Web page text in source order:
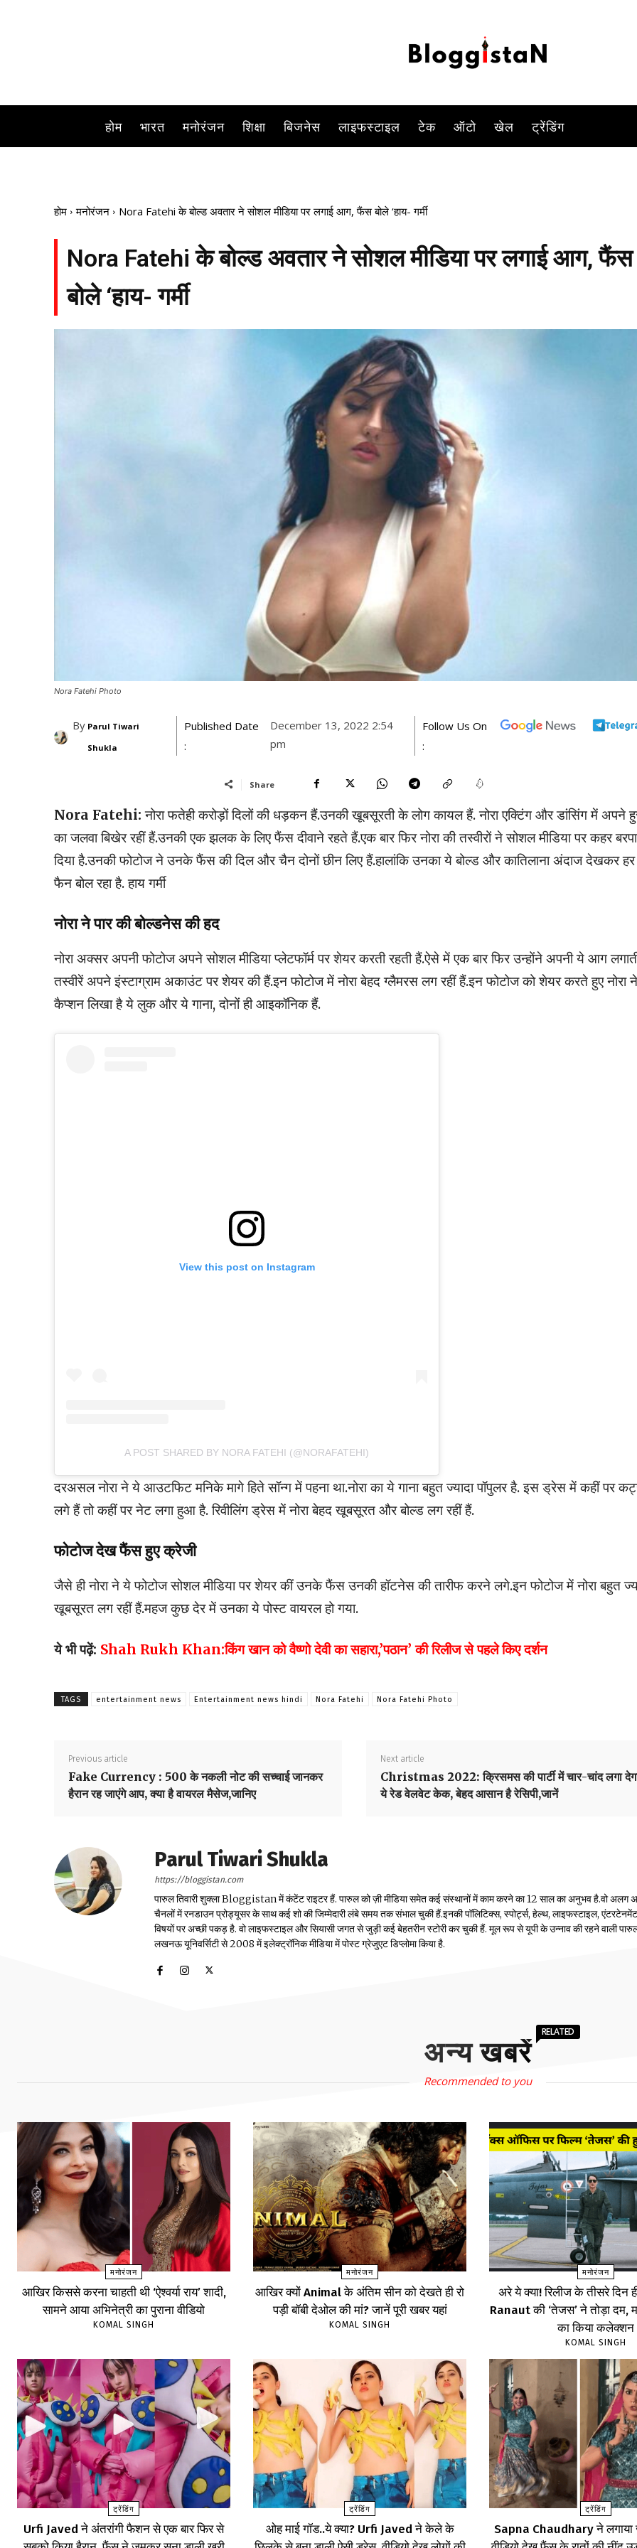
होम भारत मनोरंजन शिक्षा बिजनेस लाइफस्टाइल टेक ऑटो खेल ट्रेंडिंग
होम मनोरंजन Nora Fatehi के बोल्ड अवतार ने सोशल मीडिया पर लगाई आग, फैंस बोले ‘हाय- गर्मी
Nora Fatehi के बोल्ड अवतार ने सोशल मीडिया पर लगाई आग, फैंस
बोले ‘हाय- गर्मी
Nora Fatehi Photo
By Parul Tiwari
Shukla
Published Date
:
December 13, 2022 2:54
pm
Follow Us On
:
Share
Nora Fatehi: नोरा फतेही करोड़ों दिलों की धड़कन हैं.उनकी खूबसूरती के लोग कायल हैं. नोरा एक्टिंग और डांसिंग में अपने
का जलवा बिखेर रहीं हैं.उनकी एक झलक के लिए फैंस दीवाने रहते हैं.एक बार फिर नोरा की तस्वीरों ने सोशल मीडिया पर कहर बरपा
दिया है.उनकी फोटोज ने उनके फैंस की दिल और चैन दोनों छीन लिए हैं.हालांकि उनका ये बोल्ड और कातिलाना अंदाज देखकर हर
फैन बोल रहा है. हाय गर्मी
नोरा ने पार की बोल्डनेस की हद
नोरा अक्सर अपनी फोटोज अपने सोशल मीडिया प्लेटफॉर्म पर शेयर करती रहती हैं.ऐसे में एक बार फिर उन्होंने अपनी ये आग
तस्वीरें अपने इंस्टाग्राम अकाउंट पर शेयर की हैं.इन फोटोज में नोरा बेहद ग्लैमरस लग रहीं हैं.इन फोटोज को शेयर करते हुए नोरा ने
कैप्शन लिखा है ये लुक और ये गाना, दोनों ही आइकॉनिक हैं.
View this post on Instagram
A POST SHARED BY NORA FATEHI (@NORAFATEHI)
दरअसल नोरा ने ये आउटफिट मनिके मागे हिते सॉन्ग में पहना था.नोरा का ये गाना बहुत ज्यादा पॉपुलर है. इस ड्रेस में कहीं पर
लगे हैं तो कहीं पर नेट लगा हुआ है. रिवीलिंग ड्रेस में नोरा बेहद खूबसूरत और बोल्ड लग रहीं हैं.
फोटोज देख फैंस हुए क्रेजी
जैसे ही नोरा ने ये फोटोज सोशल मीडिया पर शेयर कीं उनके फैंस उनकी हॉटनेस की तारीफ करने लगे.इन फोटोज में नोरा बहुत
खूबसूरत लग रहीं हैं.महज कुछ देर में उनका ये पोस्ट वायरल हो गया.
ये भी पढ़ें: Shah Rukh Khan:किंग खान को वैष्णो देवी का सहारा,’पठान’ की रिलीज से पहले किए दर्शन
TAGS entertainment news Entertainment news hindi Nora Fatehi Nora Fatehi Photo
Previous article
Fake Currency : 500 के नकली नोट की सच्चाई जानकर
हैरान रह जाएंगे आप, क्या है वायरल मैसेज,जानिए
Next article
Christmas 2022: क्रिसमस की पार्टी में चार-चांद लगा
ये रेड वेलवेट केक, बेहद आसान है रेसिपी,जानें
Parul Tiwari Shukla
https://bloggistan.com
पारुल तिवारी शुक्ला Bloggistan में कंटेंट राइटर हैं. पारुल को ज़ी मीडिया समेत कई संस्थानों में काम करने का 12 साल का अनुभव है.वो अलग
चैनलों में रनडाउन प्रोड्यूसर के साथ कई शो की जिम्मेदारी लंबे समय तक संभाल चुकी हैं.इनकी पॉलिटिक्स, स्पोर्ट्स, हेल्थ, लाइफस्टाइल, एंटरटेनमेंट
विषयों पर अच्छी पकड़ है. वो लाइफस्टाइल और सियासी जगत से जुड़ी कई बेहतरीन स्टोरी कर चुकी हैं. मूल रूप से यूपी के उन्नाव की रहने वाली
लखनऊ यूनिवर्सिटी से 2008 में इलेक्ट्रॉनिक मीडिया में पोस्ट ग्रेजुएट डिप्लोमा किया है.
अन्य खबरें
RELATED
Recommended to you
मनोरंजन
आखिर किससे करना चाहती थी ‘ऐश्वर्या राय’ शादी,
सामने आया अभिनेत्री का पुराना वीडियो
KOMAL SINGH
मनोरंजन
आखिर क्यों Animal के अंतिम सीन को देखते ही रो
पड़ी बॉबी देओल की मां? जानें पूरी खबर यहां
KOMAL SINGH
मनोरंजन
अरे ये क्या! रिलीज के तीसरे दिन
Ranaut की ‘तेजस’ ने तोड़ा दम,
का किया कलेक्शन
KOMAL SINGH
ट्रेंडिंग
Urfi Javed ने अंतरांगी फैशन से एक बार फिर से
ट्रेंडिंग
ओह माई गॉड..ये क्या? Urfi Javed ने केले के
ट्रेंडिंग
Sapna Chaudhary ने लगाया